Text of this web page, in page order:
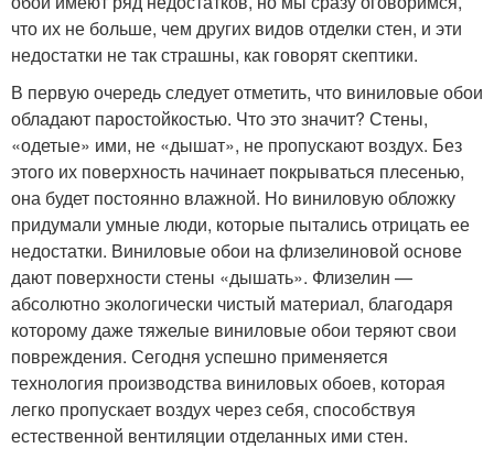
что их не больше, чем других видов отделки стен, и эти
недостатки не так страшны, как говорят скептики.
В первую очередь следует отметить, что виниловые обои
обладают паростойкостью. Что это значит? Стены,
«одетые» ими, не «дышат», не пропускают воздух. Без
этого их поверхность начинает покрываться плесенью,
она будет постоянно влажной. Но виниловую обложку
придумали умные люди, которые пытались отрицать ее
недостатки. Виниловые обои на флизелиновой основе
дают поверхности стены «дышать». Флизелин —
абсолютно экологически чистый материал, благодаря
которому даже тяжелые виниловые обои теряют свои
повреждения. Сегодня успешно применяется
технология производства виниловых обоев, которая
легко пропускает воздух через себя, способствуя
естественной вентиляции отделанных ими стен.